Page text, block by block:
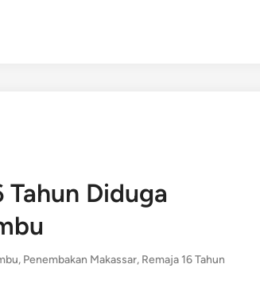
Tahun Diduga
, Penembakan Makassar, Remaja 16 Tahun